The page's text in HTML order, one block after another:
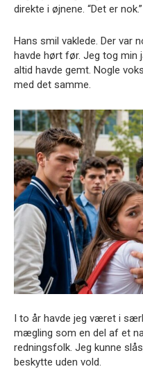
direkte i øjnene. “Det er nok.”
Hans smil vaklede. Der var
havde hørt før. Jeg tog
altid havde gemt. Nogle
med det samme.
I to år havde jeg været i
mægling som en del af et
redningsfolk. Jeg kunne
beskytte uden vold.